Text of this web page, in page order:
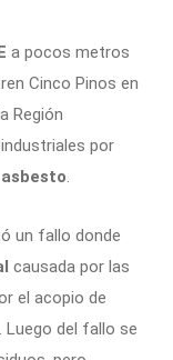
a pocos metros
Cinco Pinos en
Región
por
asbesto.
un fallo donde
causada por las
el acopio de
Luego del fallo se